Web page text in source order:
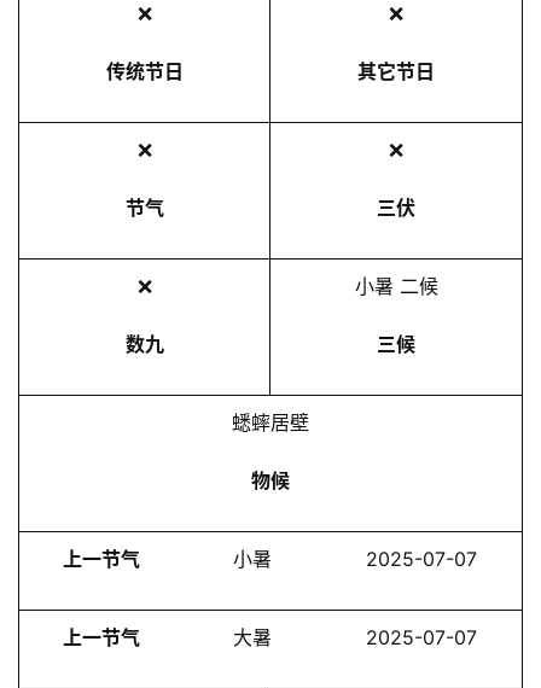
6
❌
传统节日
❌
其它节日
❌
节气
❌
三伏
❌
数九
小暑 二候
三候
蟋蟀居壁
物候
上一节气 小暑 2025-07-07
上一节气 大暑 2025-07-07